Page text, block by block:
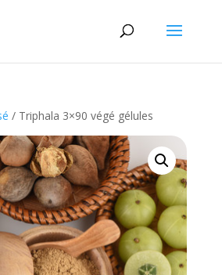
/ Triphala 3×90 végé gélules